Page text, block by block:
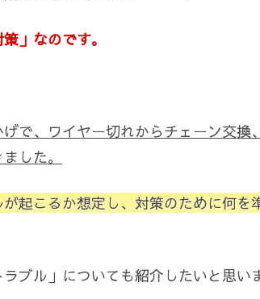
」なのです。
で、ワイヤー切れからチェーン交換
した。
起こるか想定し、対策のために何を
ブル」についても紹介したいと思い